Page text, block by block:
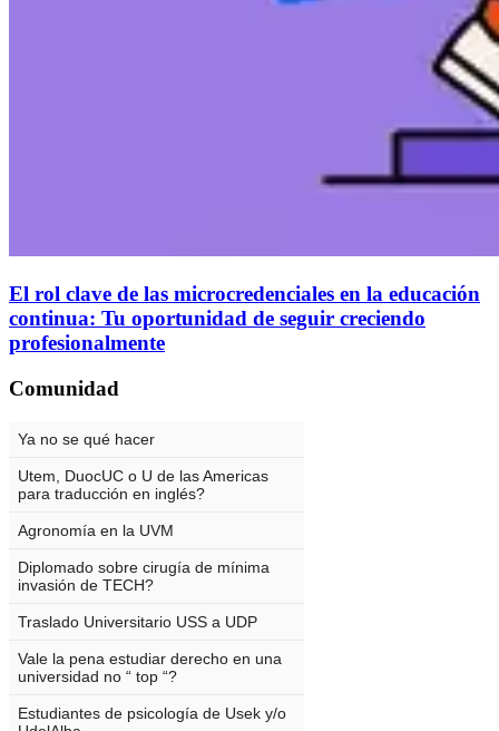
El rol clave de las microcredenciales en la educación
continua: Tu oportunidad de seguir creciendo
profesionalmente
Comunidad